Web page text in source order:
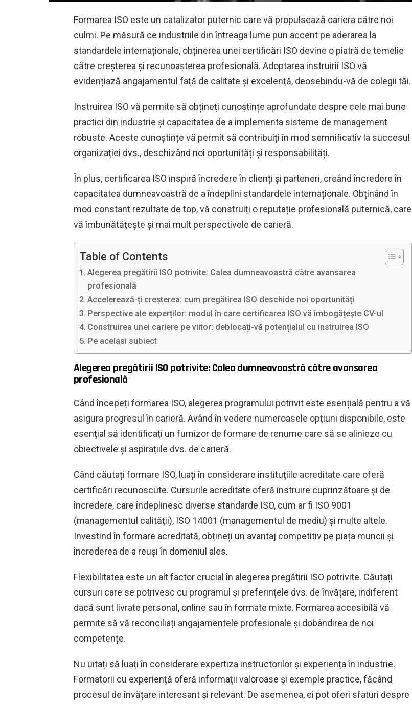
Formarea ISO este un catalizator puternic care vă propulsează cariera către noi
culmi. Pe măsură ce industriile din întreaga lume pun accent pe aderarea la
standardele internaționale, obținerea unei certificări ISO devine o piatră de temelie
către creșterea și recunoașterea profesională. Adoptarea instruirii ISO vă
evidențiază angajamentul față de calitate și excelență, deosebindu-vă de colegii tăi.
Instruirea ISO vă permite să obțineți cunoștințe aprofundate despre cele mai bune
practici din industrie și capacitatea de a implementa sisteme de management
robuste. Aceste cunoștințe vă permit să contribuiți în mod semnificativ la succesul
organizației dvs., deschizând noi oportunități și responsabilități.
În plus, certificarea ISO inspiră încredere în clienți și parteneri, creând încredere în
capacitatea dumneavoastră de a îndeplini standardele internaționale. Obținând în
mod constant rezultate de top, vă construiți o reputație profesională puternică, care
vă îmbunătățește și mai mult perspectivele de carieră.
Table of Contents
Alegerea pregătirii ISO potrivite: Calea dumneavoastră către avansarea
profesională
Accelerează-ți creșterea: cum pregătirea ISO deschide noi oportunități
Perspective ale experților: modul în care certificarea ISO vă îmbogățește CV-ul
Construirea unei cariere pe viitor: deblocați-vă potențialul cu instruirea ISO
Pe acelasi subiect
Alegerea pregătirii ISO potrivite: Calea dumneavoastră către avansarea
profesională
Când începeți formarea ISO, alegerea programului potrivit este esențială pentru a vă
asigura progresul în carieră. Având în vedere numeroasele opțiuni disponibile, este
esențial să identificați un furnizor de formare de renume care să se alinieze cu
obiectivele și aspirațiile dvs. de carieră.
Când căutați formare ISO, luați în considerare instituțiile acreditate care oferă
certificări recunoscute. Cursurile acreditate oferă instruire cuprinzătoare și de
încredere, care îndeplinesc diverse standarde ISO, cum ar fi ISO 9001
(managementul calității), ISO 14001 (managementul de mediu) și multe altele.
Investind în formare acreditată, obțineți un avantaj competitiv pe piața muncii și
încrederea de a reuși în domeniul ales.
Flexibilitatea este un alt factor crucial în alegerea pregătirii ISO potrivite. Căutați
cursuri care se potrivesc cu programul și preferințele dvs. de învățare, indiferent
dacă sunt livrate personal, online sau în formate mixte. Formarea accesibilă vă
permite să vă reconciliați angajamentele profesionale și dobândirea de noi
competențe.
Nu uitați să luați în considerare expertiza instructorilor și experiența în industrie.
Formatorii cu experiență oferă informații valoroase și exemple practice, făcând
procesul de învățare interesant și relevant. De asemenea, ei pot oferi sfaturi despre